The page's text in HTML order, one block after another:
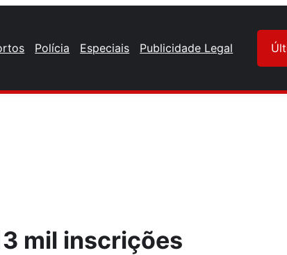
Polícia Especiais Publicidade Legal
mil inscrições